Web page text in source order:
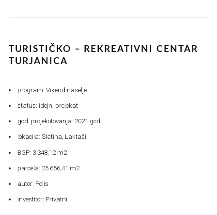
TURISTIČKO – REKREATIVNI CENTAR
TURJANICA
program: Vikend naselje
status: idejni projekat
god. projekotovanja: 2021 god.
lokacija: Slatina, Laktaši
BGP: 3 348,12 m2
parcela: 25 656,41 m2
autor: Polis
investitor: Privatni